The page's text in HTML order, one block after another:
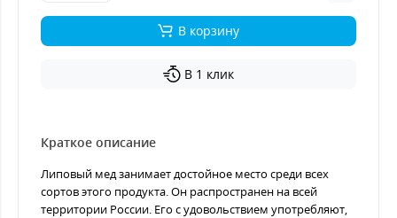
В корзину
В 1 клик
Краткое описание
Липовый мед занимает достойное место среди всех
сортов этого продукта. Он распространен на всей
территории России. Его с удовольствием употребляют,